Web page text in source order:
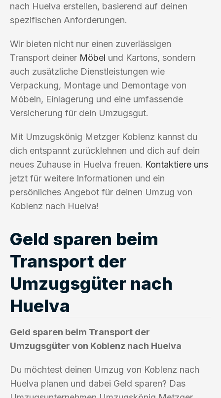
nach Huelva erstellen, basierend auf deinen
spezifischen Anforderungen.
Wir bieten nicht nur einen zuverlässigen
Transport deiner Möbel und Kartons, sondern
auch zusätzliche Dienstleistungen wie
Verpackung, Montage und Demontage von
Möbeln, Einlagerung und eine umfassende
Versicherung für dein Umzugsgut.
Mit Umzugskönig Metzger Koblenz kannst du
dich entspannt zurücklehnen und dich auf dein
neues Zuhause in Huelva freuen. Kontaktiere uns
jetzt für weitere Informationen und ein
persönliches Angebot für deinen Umzug von
Koblenz nach Huelva!
Geld sparen beim
Transport der
Umzugsgüter nach
Huelva
Geld sparen beim Transport der
Umzugsgüter von Koblenz nach Huelva
Du möchtest deinen Umzug von Koblenz nach
Huelva planen und dabei Geld sparen? Das